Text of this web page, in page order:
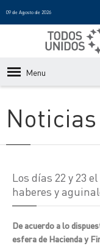
09 de Agosto de 2026
Menu
Noticias
Los días 22 y 23
haberes y
De acuerdo a lo
esfera de Hacienda y